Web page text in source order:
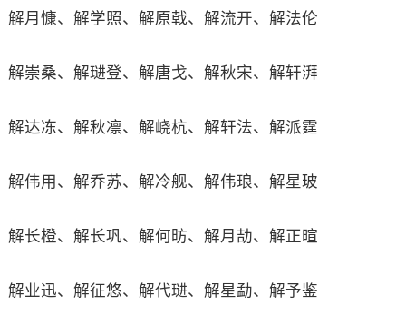
解月慷、解学照、解原戟、解流开、解法伦
解崇桑、解琎登、解唐戈、解秋宋、解轩湃
解达冻、解秋凛、解峣杭、解轩法、解派霆
解伟用、解乔苏、解冷舰、解伟琅、解星玻
解长橙、解长巩、解何昉、解月劼、解正暄
解业迅、解征悠、解代琎、解星勐、解予鉴